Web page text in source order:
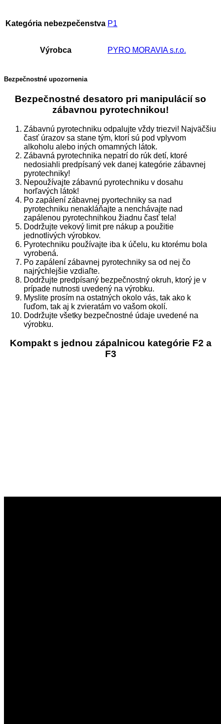
Kategória nebezpečenstva P1
Výrobca PYRO MORAVIA s.r.o.
Bezpečnostné upozornenia
Bezpečnostné desatoro pri manipulácií so
zábavnou pyrotechnikou!
Zábavnú pyrotechniku odpalujte vždy triezvi! Najväčšiu
časť úrazov sa stane tým, ktorí sú pod vplyvom
alkoholu alebo iných omamných látok.
Zábavná pyrotechnika nepatrí do rúk detí, ktoré
nedosiahli predpísaný vek danej kategórie zábavnej
pyrotechniky!
Nepoužívajte zábavnú pyrotechniku v dosahu
horľavých látok!
Po zapálení zábavnej pyortechniky sa nad
pyrotechniku nenakláňajte a nenchávajte nad
zapálenou pyrotechnihkou žiadnu časť tela!
Dodržujte vekový limit pre nákup a použitie
jednotlivých výrobkov.
Pyrotechniku používajte iba k účelu, ku ktorému bola
vyrobená.
Po zapálení zábavnej pyrotechniky sa od nej čo
najrýchlejšie vzdiaľte.
Dodržujte predpísaný bezpečnostný okruh, ktorý je v
prípade nutnosti uvedený na výrobku.
Myslite prosím na ostatných okolo vás, tak ako k
ľuďom, tak aj k zvieratám vo vašom okolí.
Dodržujte všetky bezpečnostné údaje uvedené na
výrobku.
Kompakt s jednou zápalnicou kategórie F2 a
F3